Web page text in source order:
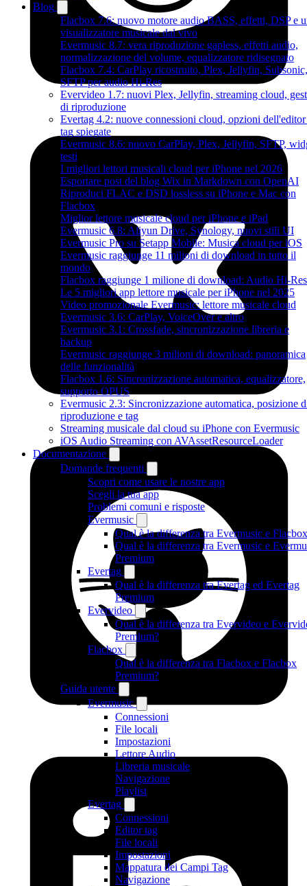
Blog
Flacbox 7.6: nuovo motore audio BASS, effetti, DSP e
visualizzatore musicale dal vivo
Evermusic 8.7: vera riproduzione gapless, effetti audio,
normalizzazione del volume, equalizzatore ridisegnato
Flacbox 7.4: CarPlay ricostruito, Plex, Jellyfin, Subsonic,
SFTP per audio Hi-Res
Evervideo 1.7: nuovi Plex, Jellyfin, streaming cloud,
di riproduzione
Evertag 4.2: nuove connessioni cloud, opzioni
tag spiegate
Evermusic 8.6: nuovo CarPlay, Plex, Jellyfin, SFTP,
testi
I migliori lettori musicali cloud per iPhone nel 2026
Esportare post del blog Wix in Markdown con OpenAI
Riproduci FLAC e DSD lossless su iPhone e Mac con
Flacbox
Miglior lettore musicale cloud per iPhone e iPad
Evermusic 6.8: Aliyun Drive, Synology, nuovi stili UI
Evermusic Pro su Setapp Mobile: Musica cloud per iOS
Evermusic raggiunge 11 milioni di download in tutto il
mondo
Flacbox raggiunge 1 milione di download: Audio Hi-Res
Le 5 migliori app lettore musicale per iPhone nel 2025
Video promozionale Evermusic: lettore musicale cloud
Evermusic 3.6: CarPlay, VoiceOver e altro
Evermusic 3.1: Crossfade, sincronizzazione libreria e
backup
Evermusic raggiunge 3 milioni di download: panoramica
delle funzionalità
Flacbox 1.6: Sincronizzazione automatica, equalizzatore,
supporto OPUS
Evermusic 2.3: Sincronizzazione automatica, posizione
riproduzione e tag
Streaming musicale dal cloud su iPhone con Evermusic
iOS Audio Streaming con AVAssetResourceLoader
Documentazione
Domande frequenti
Scopri come usare le nostre app
Scegli la tua app
Problemi comuni e risposte
Evermusic
Qual è la differenza tra Evermusic e Flacbox
Qual è la differenza tra Evermusic e
Premium
Evertag
Qual è la differenza tra Evertag ed Evertag
Premium
Evervideo
Qual è la differenza tra Evervideo e
Premium?
Flacbox
Qual è la differenza tra Flacbox e Flacbox
Premium?
Guida utente
Evermusic
Connessioni
File locali
Impostazioni
Lettore Audio
Libreria musicale
Navigazione
Playlist
Evertag
Connessioni
Editor tag
File locali
Impostazioni
Mappatura dei Campi Tag
Navigazione